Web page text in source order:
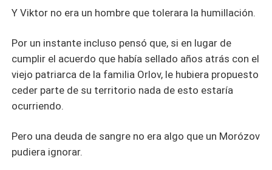
Y Viktor no era un hombre que tolerara la humillación.
Por un instante incluso pensó que, si en lugar de
cumplir el acuerdo que había sellado años atrás con el
viejo patriarca de la familia Orlov, le hubiera propuesto
ceder parte de su territorio nada de esto estaría
ocurriendo.
Pero una deuda de sangre no era algo que un Morózov
pudiera ignorar.